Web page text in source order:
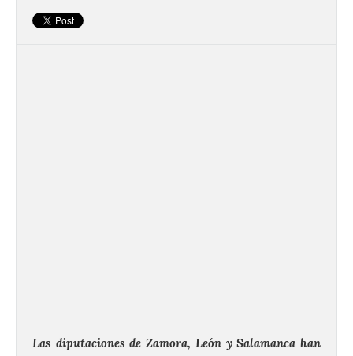
Las diputaciones de Zamora, León y Salamanca han